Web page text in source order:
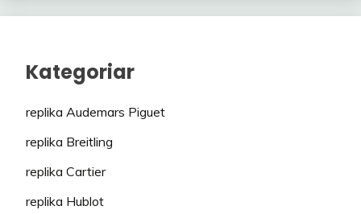
Kategoriar
replika Audemars Piguet
replika Breitling
replika Cartier
replika Hublot